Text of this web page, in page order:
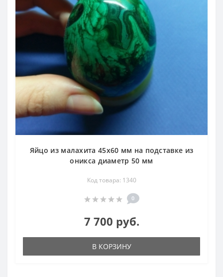
Яйцо из малахита 45х60 мм на подставке из
оникса диаметр 50 мм
Код товара: 1340
0
7 700 руб.
В КОРЗИНУ